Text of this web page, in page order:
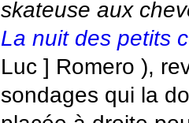
skateuse aux
La nuit des petits
Luc ] Romero ),
sondages qui la